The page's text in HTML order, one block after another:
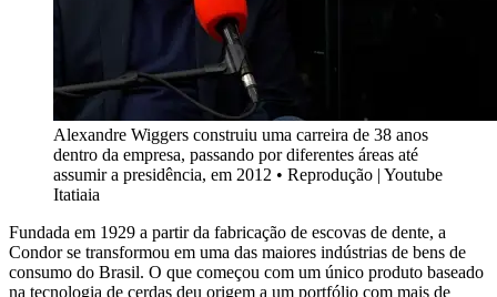
Alexandre Wiggers construiu uma carreira de 38 anos
dentro da empresa, passando por diferentes áreas até
assumir a presidência, em 2012 • Reprodução | Youtube
Itatiaia
Fundada em 1929 a partir da fabricação de escovas de dente, a
Condor se transformou em uma das maiores indústrias de bens de
consumo do Brasil. O que começou com um único produto baseado
na tecnologia de cerdas deu origem a um portfólio com mais de